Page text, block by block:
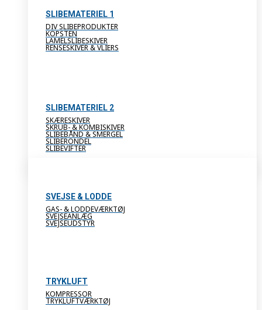
SLIBEMATERIEL 1
DIV SLIBEPRODUKTER
KOPSTEN
LAMELSLIBESKIVER
RENSESKIVER & VLIERS
SLIBEMATERIEL 2
SKÆRESKIVER
SKRUB- & KOMBISKIVER
SLIBEBÅND & SMERGEL
SLIBERONDEL
SLIBEVIFTER
SVEJSE & LODDE
GAS- & LODDEVÆRKTØJ
SVEJSEANLÆG
SVEJSEUDSTYR
TRYKLUFT
KOMPRESSOR
TRYKLUFTVÆRKTØJ